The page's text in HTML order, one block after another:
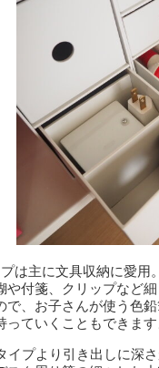
は主に文具収納に愛
や付箋、クリップなど
で、お子さんが使う色
っていくこともできます
イプより引き出しに深